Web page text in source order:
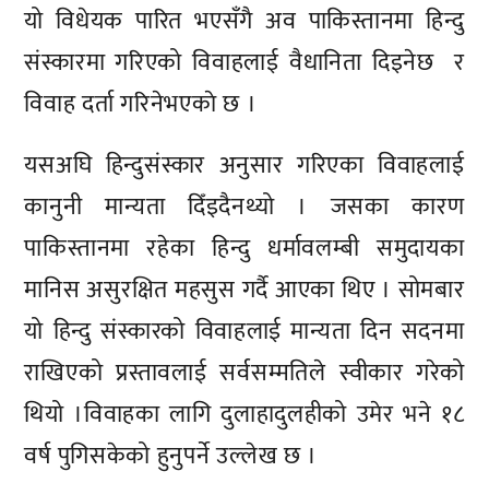
यो विधेयक पारित भएसँगै अव पाकिस्तानमा हिन्दु
संस्कारमा गरिएको विवाहलाई वैधानिता दिइनेछ र
विवाह दर्ता गरिनेभएकाे छ ।
यसअघि हिन्दुसंस्कार अनुसार गरिएका विवाहलाई
कानुनी मान्यता दिँइदैनथ्यो । जसका कारण
पाकिस्तानमा रहेका हिन्दु धर्मावलम्बी समुदायका
मानिस असुरक्षित महसुस गर्दै आएका थिए । सोमबार
यो हिन्दु संस्कारको विवाहलाई मान्यता दिन सदनमा
राखिएको प्रस्तावलाई सर्वसम्मतिले स्वीकार गरेको
थियो ।विवाहका लागि दुलाहादुलहीको उमेर भने १८
वर्ष पुगिसकेको हुनुपर्ने उल्लेख छ ।